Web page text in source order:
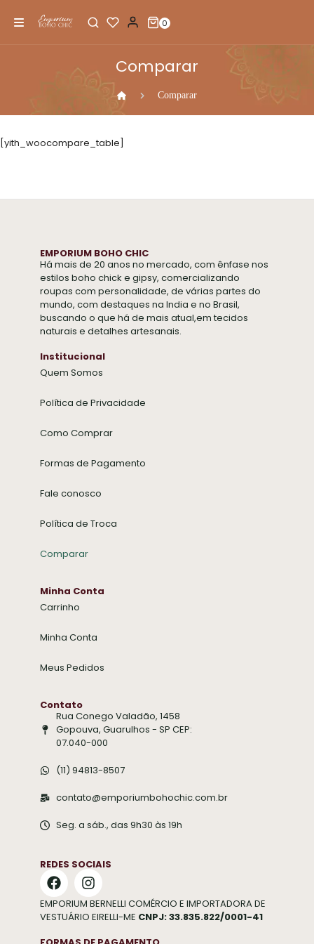
0
Comparar
Comparar
[yith_woocompare_table]
EMPORIUM BOHO CHIC
Há mais de 20 anos no mercado, com ênfase nos
estilos boho chick e gipsy, comercializando
roupas com personalidade, de várias partes do
mundo, com destaques na India e no Brasil,
buscando o que há de mais atual,em tecidos
naturais e detalhes artesanais.
Institucional
Quem Somos
Política de Privacidade
Como Comprar
Formas de Pagamento
Fale conosco
Política de Troca
Comparar
Minha Conta
Carrinho
Minha Conta
Meus Pedidos
Contato
Rua Conego Valadão, 1458
Gopouva, Guarulhos - SP CEP:
07.040-000
(11) 94813-8507
contato@emporiumbohochic.com.br
Seg. a sáb., das 9h30 às 19h
REDES SOCIAIS
EMPORIUM BERNELLI COMÉRCIO E IMPORTADORA DE
VESTUÁRIO EIRELLI-ME CNPJ: 33.835.822/0001-41